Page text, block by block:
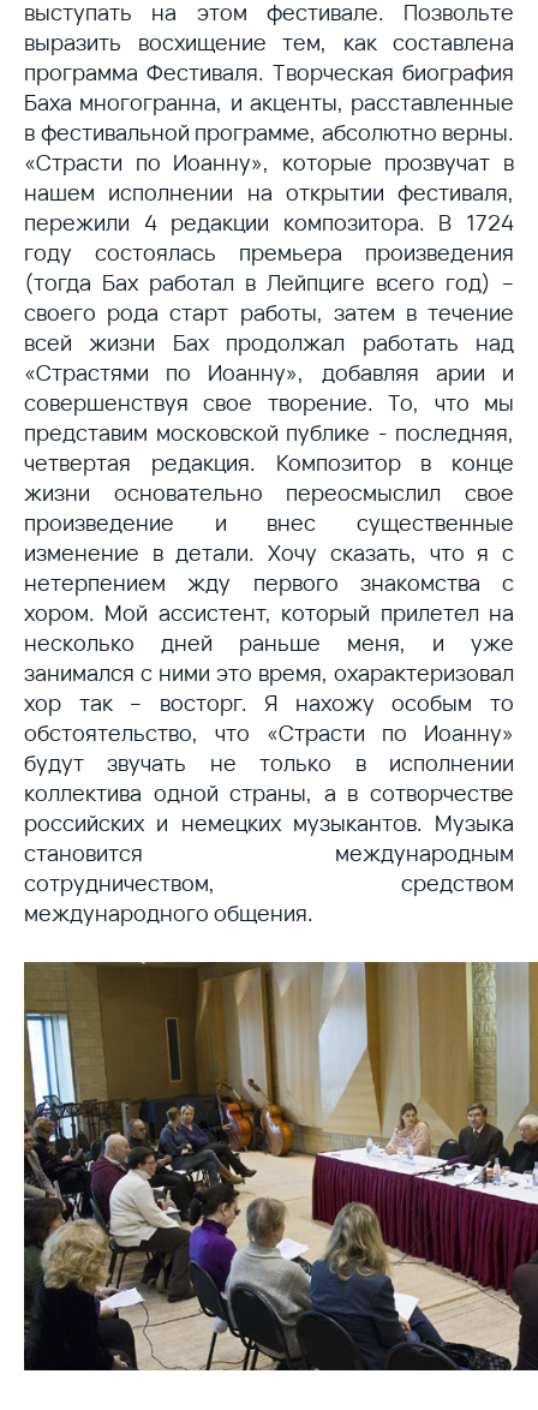
выступать на этом фестивале. Позвольте
выразить восхищение тем, как составлена
программа Фестиваля. Творческая биография
Баха многогранна, и акценты, расставленные
в фестивальной программе, абсолютно верны.
«Страсти по Иоанну», которые прозвучат в
нашем исполнении на открытии фестиваля,
пережили 4 редакции композитора. В 1724
году состоялась премьера произведения
(тогда Бах работал в Лейпциге всего год) –
своего рода старт работы, затем в течение
всей жизни Бах продолжал работать над
«Страстями по Иоанну», добавляя арии и
совершенствуя свое творение. То, что мы
представим московской публике - последняя,
четвертая редакция. Композитор в конце
жизни основательно переосмыслил свое
произведение и внес существенные
изменение в детали. Хочу сказать, что я с
нетерпением жду первого знакомства с
хором. Мой ассистент, который прилетел на
несколько дней раньше меня, и уже
занимался с ними это время, охарактеризовал
хор так – восторг. Я нахожу особым то
обстоятельство, что «Страсти по Иоанну»
будут звучать не только в исполнении
коллектива одной страны, а в сотворчестве
российских и немецких музыкантов. Музыка
становится международным
сотрудничеством, средством
международного общения.